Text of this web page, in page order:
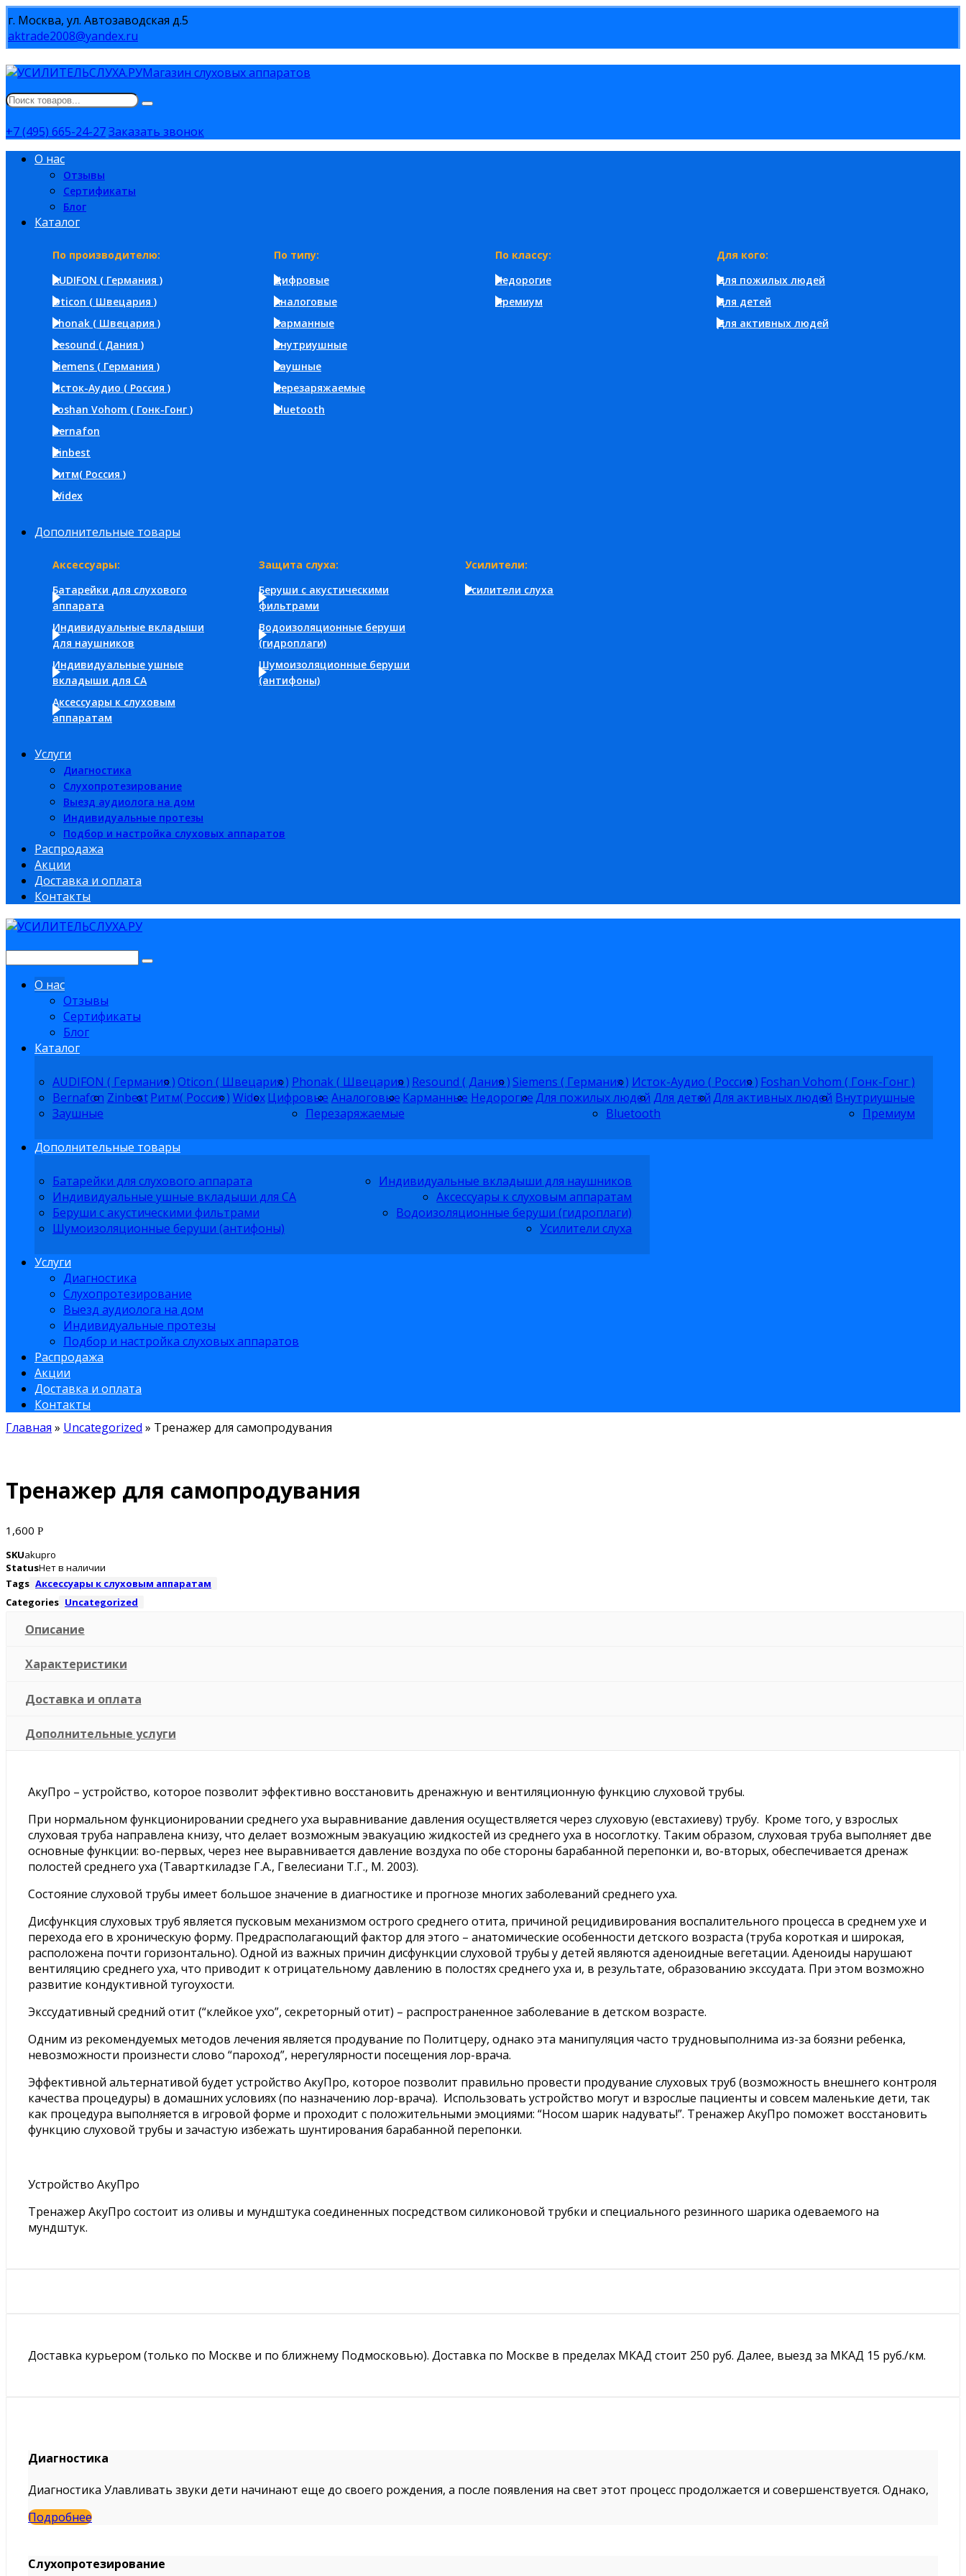
г. Москва, ул. Автозаводская д.5
aktrade2008@yandex.ru
Магазин слуховых аппаратов
+7 (495) 665-24-27Заказать звонок
О нас
Отзывы
Сертификаты
Блог
Каталог
По производителю:
AUDIFON ( Германия )
Oticon ( Швецария )
Phonak ( Швецария )
Resound ( Дания )
Siemens ( Германия )
Исток-Аудио ( Россия )
Foshan Vohom ( Гонк-Гонг )
Bernafon
Zinbest
Ритм( Россия )
Widex
По типу:
Цифровые
Аналоговые
Карманные
Внутриушные
Заушные
Перезаряжаемые
Bluetooth
По классу:
Недорогие
Премиум
Для кого:
Для пожилых людей
Для детей
Для активных людей
Дополнительные товары
Аксессуары:
Батарейки для слухового
аппарата
Индивидуальные вкладыши
для наушников
Индивидуальные ушные
вкладыши для СА
Аксессуары к слуховым
аппаратам
Защита слуха:
Беруши с акустическими
фильтрами
Водоизоляционные беруши
(гидроплаги)
Шумоизоляционные беруши
(антифоны)
Усилители:
Усилители слуха
Услуги
Диагностика
Слухопротезирование
Выезд аудиолога на дом
Индивидуальные протезы
Подбор и настройка слуховых аппаратов
Распродажа
Акции
Доставка и оплата
Контакты
О нас
Отзывы
Сертификаты
Блог
Каталог
AUDIFON ( Германия )Oticon ( Швецария ) Phonak ( Швецария ) Resound ( Дания ) Siemens ( Германия ) Исток-Аудио ( Россия ) Foshan Vohom ( Гонк-Гонг )
Bernafon Zinbest Ритм( Россия ) Widex Цифровые Аналоговые Карманные НедорогиеДля пожилых людей Для детейДля активных людей Внутриушные
Заушные
Перезаряжаемые Bluetooth Премиум
Дополнительные товары
Батарейки для слухового аппарата
Индивидуальные вкладыши для наушников
Индивидуальные ушные вкладыши для СА
Аксессуары к слуховым аппаратам
Беруши с акустическими фильтрами
Водоизоляционные беруши (гидроплаги)
Шумоизоляционные беруши (антифоны)
Усилители слуха
Услуги
Диагностика
Слухопротезирование
Выезд аудиолога на дом
Индивидуальные протезы
Подбор и настройка слуховых аппаратов
Распродажа
Акции
Доставка и оплата
Контакты
Главная » Uncategorized » Тренажер для самопродувания
Тренажер для самопродувания
1,600 Р
SKUakupro
StatusНет в наличии
Tags Аксессуары к слуховым аппаратам
Categories Uncategorized
Описание
Характеристики
Доставка и оплата
Дополнительные услуги
АкуПро – устройство, которое позволит эффективно восстановить дренажную и вентиляционную функцию слуховой трубы.
При нормальном функционировании среднего уха выравнивание давления осуществляется через слуховую (евстахиеву) трубу. Кроме того, у взрослых
слуховая труба направлена книзу, что делает возможным эвакуацию жидкостей из среднего уха в носоглотку. Таким образом, слуховая труба выполняет две
основные функции: во-первых, через нее выравнивается давление воздуха по обе стороны барабанной перепонки и, во-вторых, обеспечивается дренаж
полостей среднего уха (Таварткиладзе Г.А., Гвелесиани Т.Г., М. 2003).
Состояние слуховой трубы имеет большое значение в диагностике и прогнозе многих заболеваний среднего уха.
Дисфункция слуховых труб является пусковым механизмом острого среднего отита, причиной рецидивирования воспалительного процесса в среднем ухе и
перехода его в хроническую форму. Предрасполагающий фактор для этого – анатомические особенности детского возраста (труба короткая и широкая,
расположена почти горизонтально). Одной из важных причин дисфункции слуховой трубы у детей являются аденоидные вегетации. Аденоиды нарушают
вентиляцию среднего уха, что приводит к отрицательному давлению в полостях среднего уха и, в результате, образованию экссудата. При этом возможно
развитие кондуктивной тугоухости.
Экссудативный средний отит (“клейкое ухо”, секреторный отит) – распространенное заболевание в детском возрасте.
Одним из рекомендуемых методов лечения является продувание по Политцеру, однако эта манипуляция часто трудновыполнима из-за боязни ребенка,
невозможности произнести слово “пароход”, нерегулярности посещения лор-врача.
Эффективной альтернативой будет устройство АкуПро, которое позволит правильно провести продувание слуховых труб (возможность внешнего контроля
качества процедуры) в домашних условиях (по назначению лор-врача). Использовать устройство могут и взрослые пациенты и совсем маленькие дети, так
как процедура выполняется в игровой форме и проходит с положительными эмоциями: “Носом шарик надувать!”. Тренажер АкуПро поможет восстановить
функцию слуховой трубы и зачастую избежать шунтирования барабанной перепонки.
Устройство АкуПро
Тренажер АкуПро состоит из оливы и мундштука соединенных посредством силиконовой трубки и специального резинного шарика одеваемого на
мундштук.
Доставка курьером (только по Москве и по ближнему Подмосковью). Доставка по Москве в пределах МКАД стоит 250 руб. Далее, выезд за МКАД 15 руб./км.
Диагностика
Диагностика Улавливать звуки дети начинают еще до своего рождения, а после появления на свет этот процесс продолжается и совершенствуется. Однако,
Подробнее
Слухопротезирование